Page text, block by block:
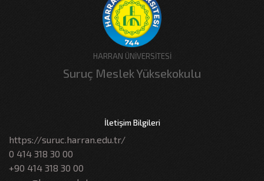
HARRAN ÜNİVERSİTESİ
Suruç Meslek Yüksekokulu
İletişim Bilgileri
https://suruc.harran.edu.tr/
0 414 318 30 00
+90 414 318 30 00